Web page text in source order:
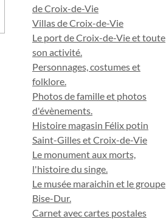
de Croix-de-Vie
Villas de Croix-de-Vie
Le port de Croix-de-Vie et toute
son activité.
Personnages, costumes et
folklore.
Photos de famille et photos
d'évènements.
Histoire magasin Félix potin
Saint-Gilles et Croix-de-Vie
Le monument aux morts,
l'histoire du singe.
Le musée maraichin et le groupe
Bise-Dur.
Carnet avec cartes postales